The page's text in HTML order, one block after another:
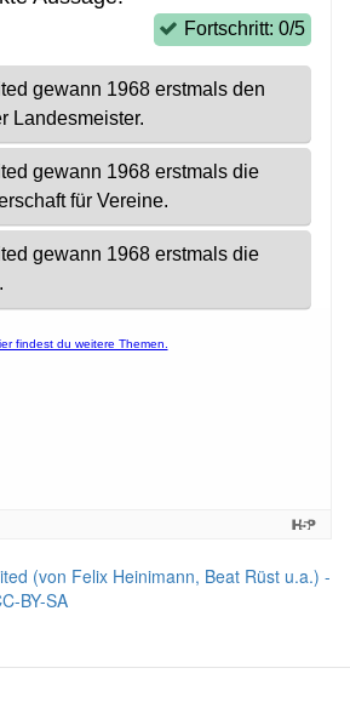
(von Felix Heinimann, Beat Rüst u.a.) -
BY-SA